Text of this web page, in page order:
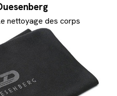
nettoyage des corps